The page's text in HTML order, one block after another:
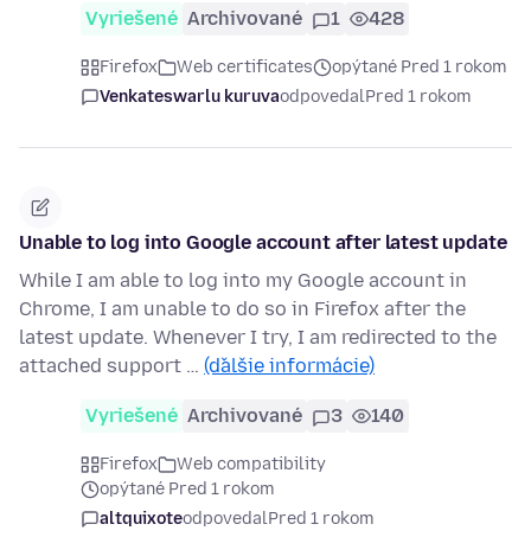
Vyriešené Archivované 1 428
Firefox Web certificates
opýtané Pred 1 rokom
Venkateswarlu kuruvaodpovedalPred 1 rokom
Unable to log into Google account after latest update
While I am able to log into my Google account in
Chrome, I am unable to do so in Firefox after the
latest update. Whenever I try, I am redirected to the
attached support … (ďalšie informácie)
Vyriešené Archivované 3 140
Firefox
Web compatibility
opýtané Pred 1 rokom
altquixoteodpovedalPred 1 rokom